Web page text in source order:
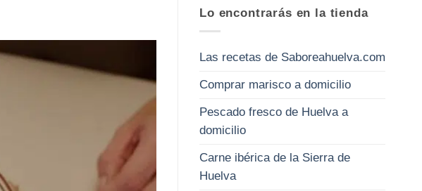
Lo encontrarás en la tienda
Las recetas de Saboreahuelva.com
Comprar marisco a domicilio
Pescado fresco de Huelva a
domicilio
Carne ibérica de la Sierra de
Huelva